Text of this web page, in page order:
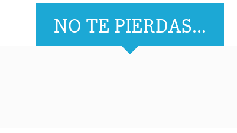
NO TE PIERDAS...